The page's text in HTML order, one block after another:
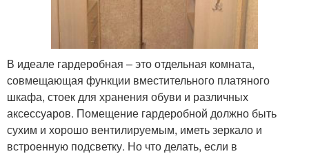
В идеале гардеробная – это отдельная комната,
совмещающая функции вместительного платяного
шкафа, стоек для хранения обуви и различных
аксессуаров. Помещение гардеробной должно быть
сухим и хорошо вентилируемым, иметь зеркало и
встроенную подсветку. Но что делать, если в